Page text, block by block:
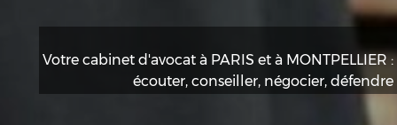
Votre cabinet d'avocat à PARIS et à MONTPELLIER :
écouter, conseiller, négocier, défendre